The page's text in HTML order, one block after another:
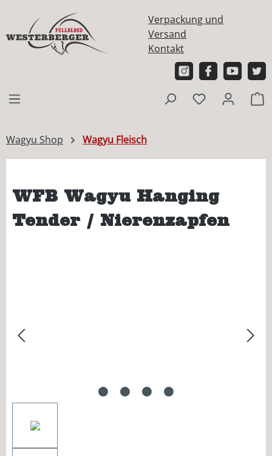
Verpackung und
Versand
Kontakt
Wagyu Shop Wagyu Fleisch
WFB Wagyu Hanging
Tender / Nierenzapfen